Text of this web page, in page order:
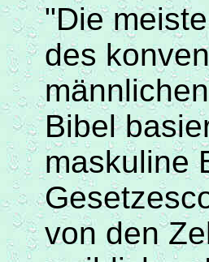
"Die
des
Bibel
maskuline
von den